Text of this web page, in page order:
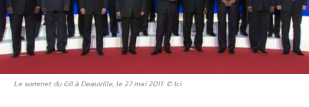
Le sommet du G8 à Deauville, le 27 mai 2011. © lci